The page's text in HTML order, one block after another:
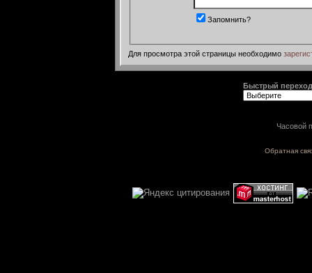
Запомнить?
Для просмотра этой страницы необходимо
Быстрый переход
Часовой
Обратная